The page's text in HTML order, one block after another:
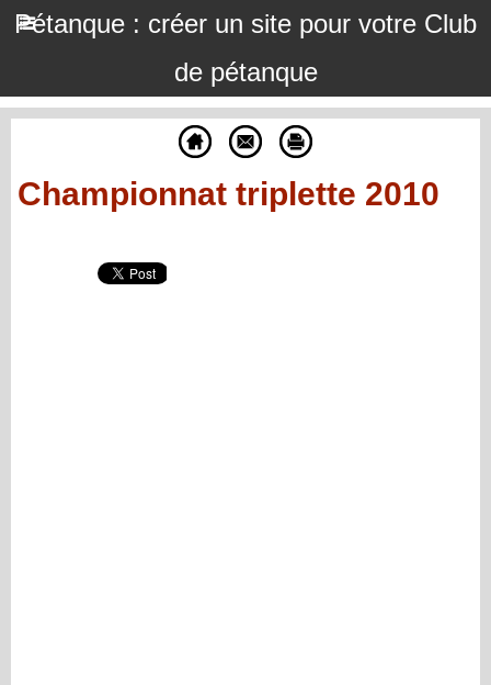
Pétanque : créer un site pour votre Club
de pétanque
Championnat triplette 2010